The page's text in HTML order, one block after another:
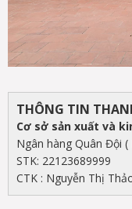
THÔNG TIN
Cơ sở sản xuất và
Ngân hàng Quân Đội
STK: 22123689999
CTK : Nguyễn Thị